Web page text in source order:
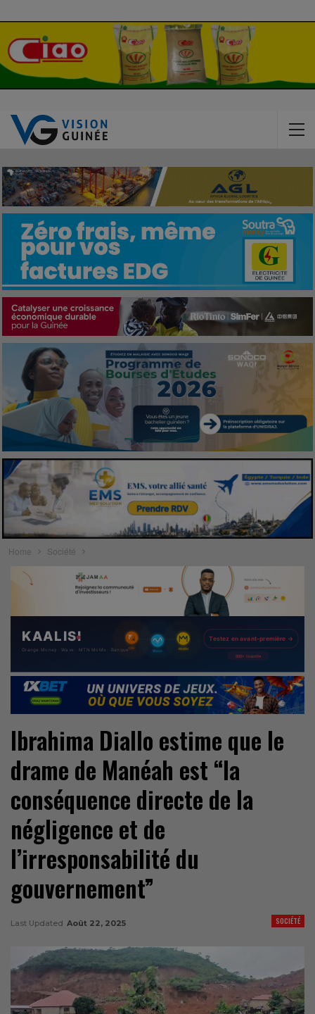
Home Société
Ibrahima Diallo estime que le
drame de Manéah est “la
conséquence directe de la
négligence et de
l’irresponsabilité du
gouvernement”
SOCIÉTÉ
Last Updated Août 22, 2025